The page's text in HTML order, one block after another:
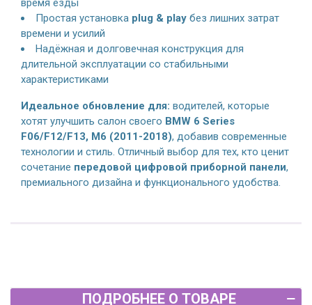
время езды
Простая установка plug & play без лишних затрат
времени и усилий
Надёжная и долговечная конструкция для
длительной эксплуатации со стабильными
характеристиками
Идеальное обновление для: водителей, которые
хотят улучшить салон своего BMW 6 Series
F06/F12/F13, M6 (2011-2018), добавив современные
технологии и стиль. Отличный выбор для тех, кто ценит
сочетание передовой цифровой приборной панели,
премиального дизайна и функционального удобства.
ПОДРОБНЕЕ О ТОВАРЕ